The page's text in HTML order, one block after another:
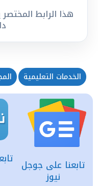
هذا الرابط
الخدمات التعليمية
تابعنا على جوجل
نيوز